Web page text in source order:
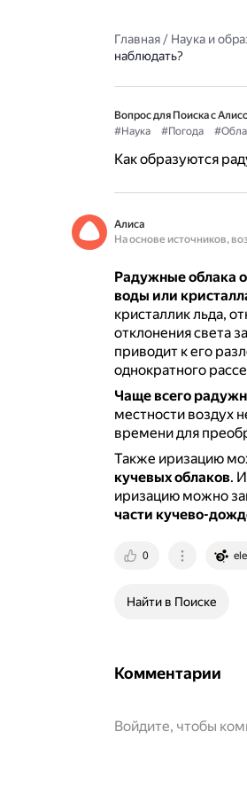
Главная/ Наука и
наблюдать?
Вопрос для Поиска с
#Наука
#Погода
Как образуются
Алиса
На основе источников,
Радужные облака
воды или
кристаллик льда,
отклонения света
приводит к его
однократного
Чаще всего
местности воздух
времени для
Также иризацию
кучевых облаков.
иризацию можно
части кучево-
0
Найти в Поиске
Комментарии
Войдите, чтобы